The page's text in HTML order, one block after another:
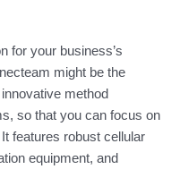
for your business’s
might be the
method
so that you can focus on
features robust cellular
equipment, and